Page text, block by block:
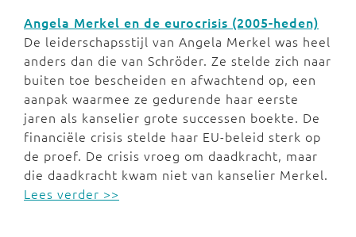
Angela Merkel en de eurocrisis (2005-heden)
De leiderschapsstijl van Angela Merkel was heel
anders dan die van Schröder. Ze stelde zich naar
buiten toe bescheiden en afwachtend op, een
aanpak waarmee ze gedurende haar eerste
jaren als kanselier grote successen boekte. De
financiële crisis stelde haar EU-beleid sterk op
de proef. De crisis vroeg om daadkracht, maar
die daadkracht kwam niet van kanselier Merkel.
Lees verder >>